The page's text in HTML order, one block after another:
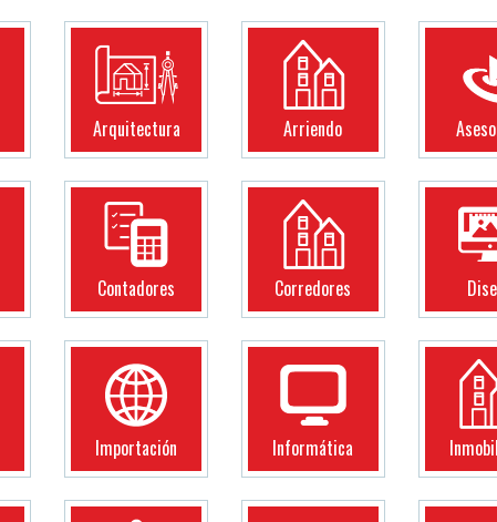
Arquitectura Arriendo
Contadores Corredores
Importación Informática